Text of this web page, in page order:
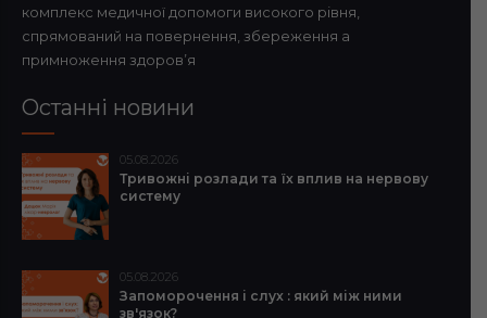
комплекс медичної допомоги високого рівня,
спрямований на повернення, збереження а
примноження здоров’я
Останні новини
05.08.2026
Тривожні розлади та їх вплив на нервову
систему
05.08.2026
Запоморочення і слух : який між ними
зв'язок?